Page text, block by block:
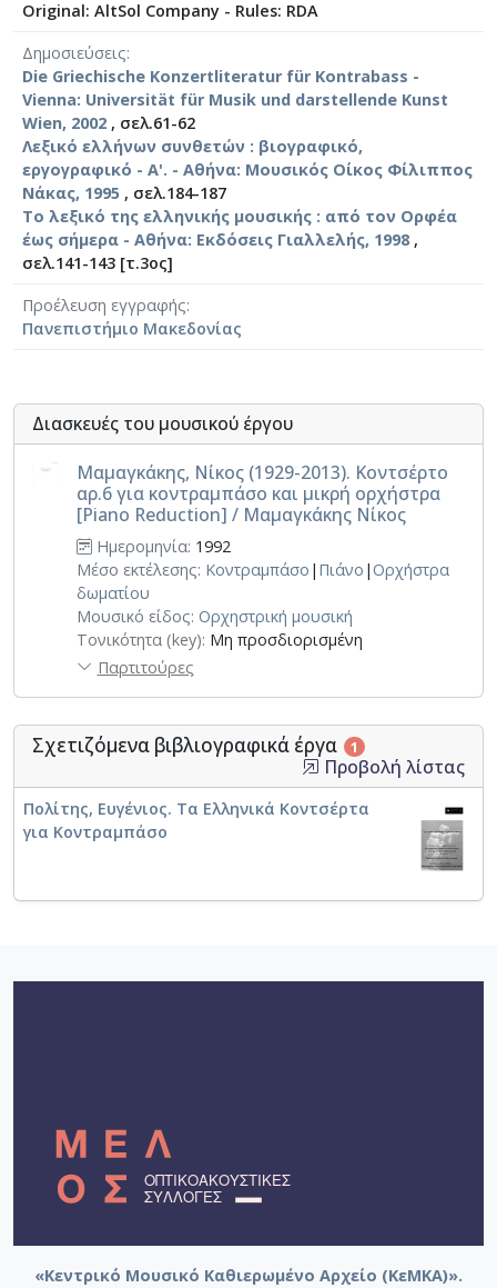
Original: AltSol Company - Rules: RDA
Δημοσιεύσεις
Die Griechische Konzertliteratur für Kontrabass -
Vienna: Universität für Musik und darstellende Kunst
Wien, 2002 , σελ.61-62
Λεξικό ελλήνων συνθετών : βιογραφικό,
εργογραφικό - A'. - Αθήνα: Μουσικός Οίκος Φίλιππος
Νάκας, 1995 , σελ.184-187
Το λεξικό της ελληνικής μουσικής : από τον Ορφέα
έως σήμερα - Αθήνα: Εκδόσεις Γιαλλελής, 1998 ,
σελ.141-143 [τ.3ος]
Προέλευση εγγραφής
Πανεπιστήμιο Μακεδονίας
Διασκευές του μουσικού έργου
Μαμαγκάκης, Νίκος (1929-2013). Κοντσέρτο
αρ.6 για κοντραμπάσο και μικρή ορχήστρα
[Piano Reduction] / Μαμαγκάκης Νίκος
Ημερομηνία: 1992
Μέσο εκτέλεσης: Κοντραμπάσο | Πιάνο |Ορχήστρα
δωματίου
Μουσικό είδος: Ορχηστρική μουσική
Τονικότητα (key): Μη προσδιορισμένη
Παρτιτούρες
Σχετιζόμενα βιβλιογραφικά έργα 1
Προβολή λίστας
Πολίτης, Ευγένιος. Τα Ελληνικά Κοντσέρτα
για Κοντραμπάσο
«Κεντρικό Μουσικό Καθιερωμένο Αρχείο (ΚεΜΚΑ)».